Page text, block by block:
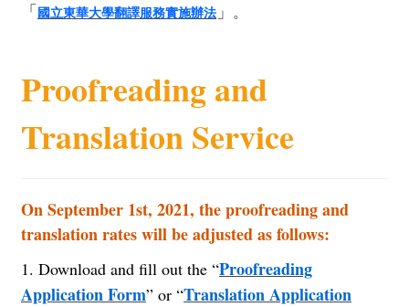
「 國立東華大學翻譯服務實施辦法 」 。
Proofreading and
Translation Service
On September 1st, 2021, the proofreading and
translation rates will be adjusted as follows:
1. Download and fill out the “Proofreading
Application Form” or “Translation Application